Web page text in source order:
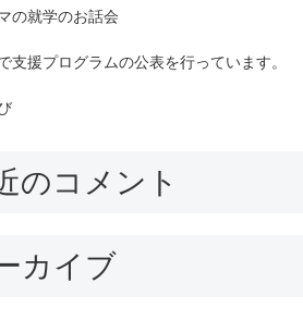
の就学のお話会
支援プログラムの公表を行っています。
のコメント
カイブ